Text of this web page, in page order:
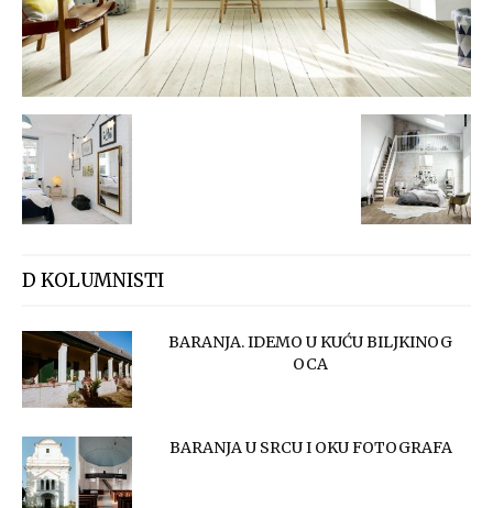
D KOLUMNISTI
BARANJA. IDEMO U KUĆU BILJKINOG
OCA
BARANJA U SRCU I OKU FOTOGRAFA